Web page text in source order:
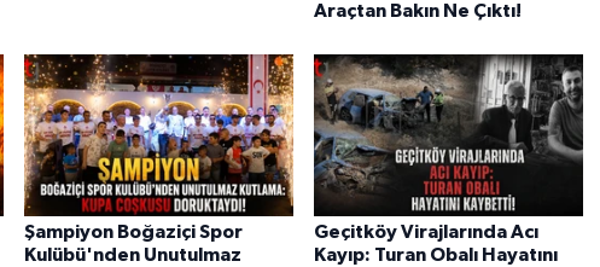
Araçtan Bakın Ne Çıktı!
Şampiyon Boğaziçi Spor
Kulübü'nden Unutulmaz
Geçitköy Virajlarında Acı
Kayıp: Turan Obalı Hayatını